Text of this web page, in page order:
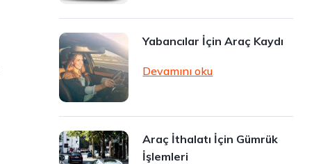
Yabancılar İçin Araç Kaydı
Devamını oku
Araç İthalatı İçin Gümrük
İşlemleri